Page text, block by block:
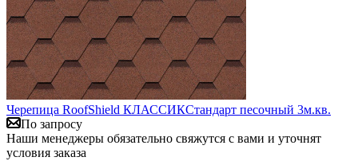
Черепица RoofShield КЛАССИКСтандарт песочный 3м.кв.
По запросу
Наши менеджеры обязательно свяжутся с вами и уточнят
условия заказа